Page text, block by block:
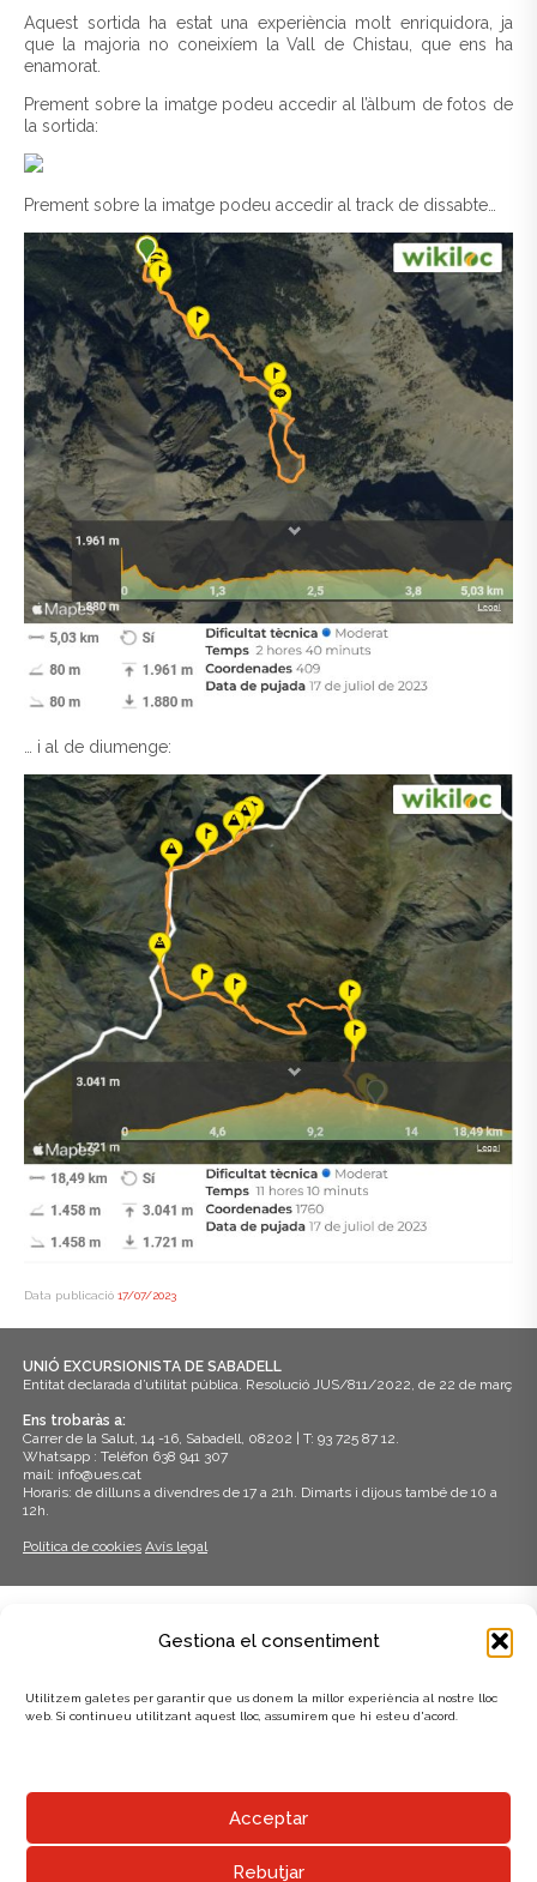
Gestiona el consentiment
Utilitzem galetes per garantir que us donem la millor experiència al nostre lloc
web. Si continueu utilitzant aquest lloc, assumirem que hi esteu d'acord.
Acceptar
Rebutjar
Aquest sortida ha estat una experiència molt enriquidora, ja
que la majoria no coneixíem la Vall de Chistau, que ens ha
enamorat.
Prement sobre la imatge podeu accedir al l’àlbum de fotos de
la sortida:
Prement sobre la imatge podeu accedir al track de dissabte…
… i al de diumenge:
Data publicació 17/07/2023
UNIÓ EXCURSIONISTA DE SABADELL
Entitat declarada d’utilitat pública. Resolució JUS/811/2022, de 22 de març
Ens trobaràs a:
Carrer de la Salut, 14 -16, Sabadell, 08202 | T: 93 725 87 12.
Whatsapp : Telèfon 638 941 307
mail: info@ues.cat
Horaris: de dilluns a divendres de 17 a 21h. Dimarts i dijous també de 10 a
12h.
Política de cookies Avís legal
AMB EL SUPORT DE: